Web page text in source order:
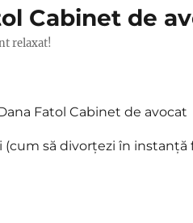
Cabinet de
relaxat!
Fatol Cabinet de avocat
(cum să divorțezi în instanță